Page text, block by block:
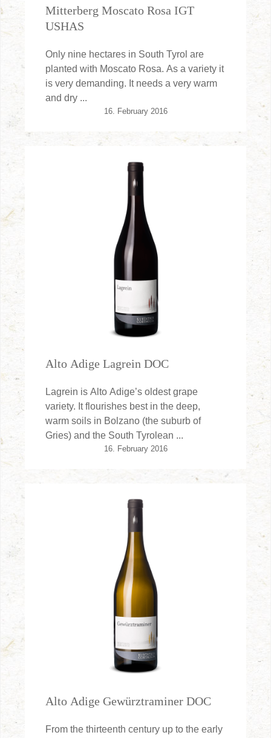
Mitterberg Moscato Rosa IGT
USHAS
Only nine hectares in South Tyrol are
planted with Moscato Rosa. As a variety it
is very demanding. It needs a very warm
and dry ...
16. February 2016
Alto Adige Lagrein DOC
Lagrein is Alto Adige’s oldest grape
variety. It flourishes best in the deep,
warm soils in Bolzano (the suburb of
Gries) and the South Tyrolean ...
16. February 2016
Alto Adige Gewürztraminer DOC
From the thirteenth century up to the early